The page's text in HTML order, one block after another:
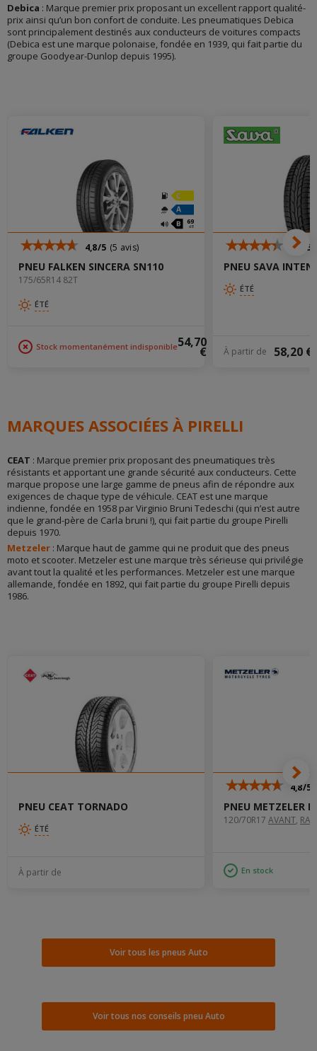
Debica : Marque premier prix proposant un excellent rapport qualité-
prix ainsi qu’un bon confort de conduite. Les pneumatiques Debica
sont principalement destinés aux conducteurs de voitures compacts
(Debica est une marque polonaise, fondée en 1939, qui fait partie du
groupe Goodyear-Dunlop depuis 1995).
69
dB
4,8/5 (5 avis)
PNEU FALKEN SINCERA SN110
175/65R14 82T
ÉTÉ
54,70
€
Stock momentanément indisponible
4,5/5
PNEU SAVA
ÉTÉ
À partir de 58,20 €
MARQUES ASSOCIÉES À PIRELLI
CEAT : Marque premier prix proposant des pneumatiques très
résistants et apportant une grande sécurité aux conducteurs. Cette
marque propose une large gamme de pneus afin de répondre aux
exigences de chaque type de véhicule. CEAT est une marque
indienne, fondée en 1958 par Virginio Bruni Tedeschi (qui n’est autre
que le grand-père de Carla bruni !), qui fait partie du groupe Pirelli
depuis 1970.
Metzeler : Marque haut de gamme qui ne produit que des pneus
moto et scooter. Metzeler est une marque très sérieuse qui privilégie
avant tout la qualité et les performances. Metzeler est une marque
allemande, fondée en 1892, qui fait partie du groupe Pirelli depuis
1986.
PNEU CEAT TORNADO
ÉTÉ
À partir de
4,8/5
PNEU METZELER
120/70R17 AVANT‚
En stock
Voir tous les pneus Auto
Voir tous nos conseils pneu Auto